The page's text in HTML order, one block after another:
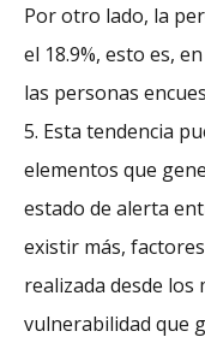
Por otro lado, la
el 18.9%, esto es,
las personas
5. Esta tendencia
elementos que
estado de alerta
existir más,
realizada desde los
vulnerabilidad que